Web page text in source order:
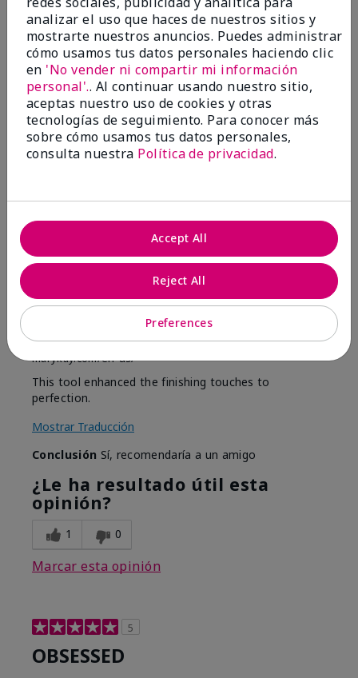
1 estrella
0
Evaluado por 2 clientes
MK completion sponge
porShirley "Girl"
Evaluado en
marykay.com/en-us/
This tool enhanced the finishing touches to
perfection.
Mostrar Traducción
Conclusión Sí, recomendaría a un amigo
¿Le ha resultado útil esta
opinión?
1 0
Marcar esta opinión
5
OBSESSED
analizar el uso que haces de nuestros sitios y
mostrarte nuestros anuncios. Puedes administrar
cómo usamos tus datos personales haciendo clic
en 'No vender ni compartir mi información
personal'.. Al continuar usando nuestro sitio,
aceptas nuestro uso de cookies y otras
tecnologías de seguimiento. Para conocer más
sobre cómo usamos tus datos personales,
consulta nuestra Política de privacidad.
Preferences
Reject All
Accept All